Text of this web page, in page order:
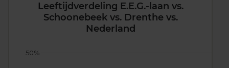
Leeftijdverdeling E.E.G.-laan vs.
Schoonebeek vs. Drenthe vs.
Nederland
50%